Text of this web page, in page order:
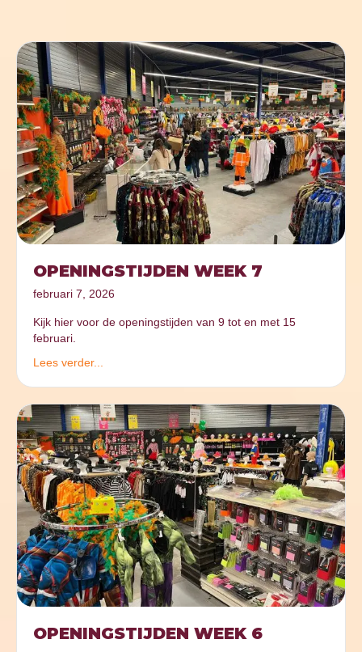
OPENINGSTIJDEN WEEK 7
februari 7, 2026
Kijk hier voor de openingstijden van 9 tot en met 15
februari.
Lees verder...
OPENINGSTIJDEN WEEK 6